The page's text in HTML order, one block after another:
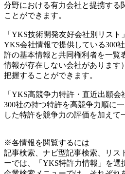
分野における有力会社と提携する
ことができます。
「YKS技術開発友好会社別リスト」
YKS会社情報で提供している300
許の基本情報と共同権利者を一覧
情報が存在しない会社があります
把握することができます。
「YKS高競争力特許・直近出願会
300社の持つ特許を高競争力順に
した特許を競争力の評価を加えて
※各情報を閲覧するには
記事検索、ナビ型記事検索、リス
ーでは、「YKS特許力情報」を選